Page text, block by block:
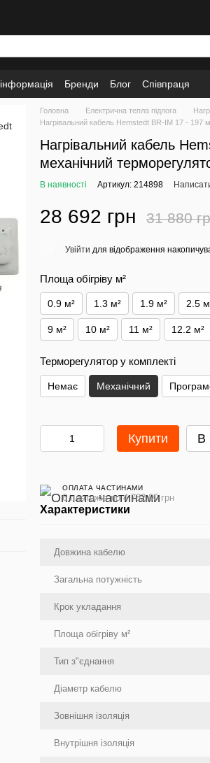
Бренди Блог
Співпраця
Головна Електрична тепла підлога
Нагрівальний кабель Hemstedt BR-IM 17 - 197
Нагрівальний кабель
механічний
В наявності Артикул: 214898
28 692 грн 31 880
Увійти для відображення
Площа обігріву м²
0.9 м² 1.3 м² 1.9 м² 2.5
9 м² 10 м² 11 м² 12.2 м²
Терморегулятор у комплекті
Немає Механічний
Купити В
ОПЛАТА ЧАСТИНАМИ
6 платежів по 4 782.00 грн
Характеристики
Довжина кабелю
Загальна потужність
Крок укладання
Площа обігріву м²
Тип з"єднання
Діаметр кабелю
Зовнішня ізоляція
Внутрішня ізоляція